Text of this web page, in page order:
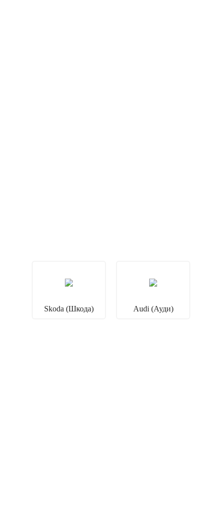
Skoda (Шкода) Audi (Ауди)